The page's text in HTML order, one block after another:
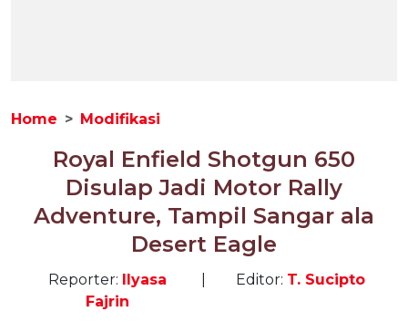
Home Modifikasi
Royal Enfield Shotgun 650
Disulap Jadi Motor Rally
Adventure, Tampil Sangar ala
Desert Eagle
Reporter: Ilyasa
Fajrin
Editor: T. Sucipto